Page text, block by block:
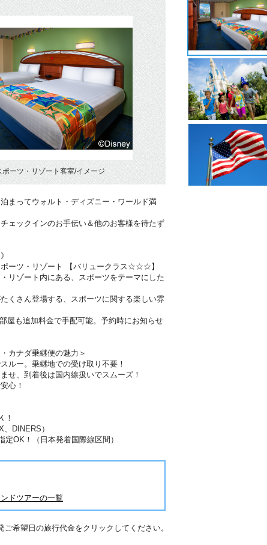
ーツ・リゾート客室/イメージ
まってウォルト・ディズニー・ワールド満
ェックインのお手伝い＆他のお客様を待たず
ーツ・リゾート 【バリュークラス☆☆☆】
リゾート内にある、スポーツをテーマにした
くさん登場する、スポーツに関する楽しい雰
屋も追加料金で手配可能。予約時にお知らせ
カナダ乗継便の魅力＞
ルー。乗継地での受け取り不要！
せ、到着後は国内線扱いでスムーズ！
心！
！
DINERS）
OK！（日本発着国際線区間）
ドツアーの一覧
希望日の旅行代金をクリックしてください。